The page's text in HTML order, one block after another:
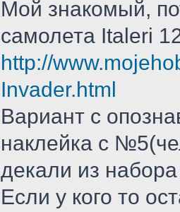
Мой знакомый,
самолета Italeri
http://
Invader.html
Вариант с
наклейка с
декали из
Если у кого то